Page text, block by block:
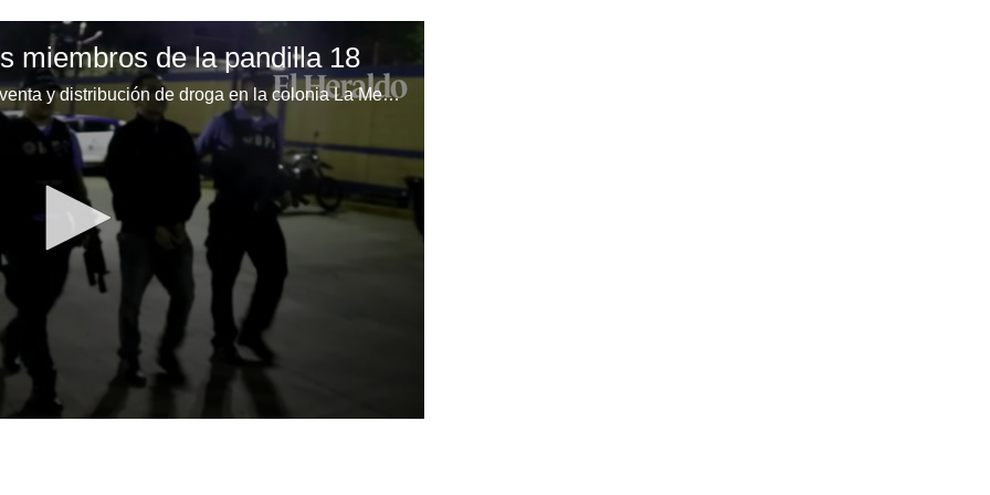
miembros de la pandilla 18
Los detenidos se encargan de la venta y distribución de droga en la colonia La Merrian y zonas aledañas, según la Dirección Policial de Investigaciones